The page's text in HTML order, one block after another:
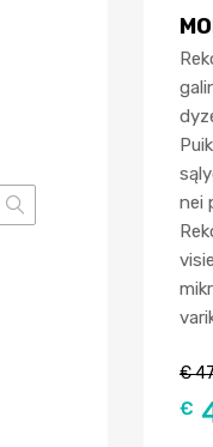
nei
€
€